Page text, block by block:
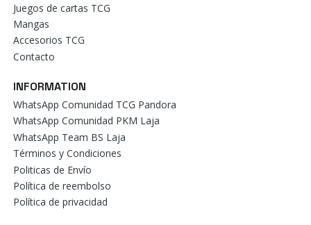
Juegos de cartas TCG
Mangas
Accesorios TCG
Contacto
INFORMATION
WhatsApp Comunidad TCG Pandora
WhatsApp Comunidad PKM Laja
WhatsApp Team BS Laja
Términos y Condiciones
Politicas de Envío
Política de reembolso
Política de privacidad